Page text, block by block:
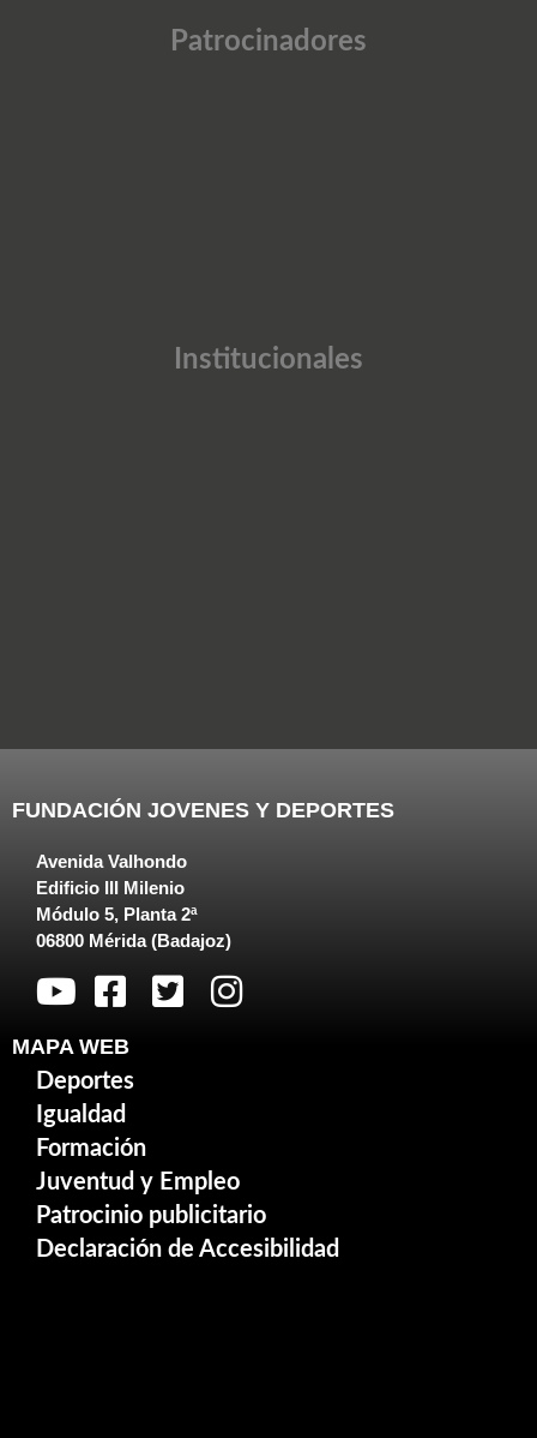
Patrocinadores
Institucionales
FUNDACIÓN JOVENES Y DEPORTES
Avenida Valhondo
Edificio III Milenio
Módulo 5, Planta 2ª
06800 Mérida (Badajoz)
MAPA WEB
Deportes
Igualdad
Formación
Juventud y Empleo
Patrocinio publicitario
Declaración de Accesibilidad